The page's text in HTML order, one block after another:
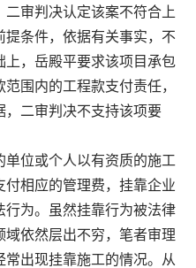
审判决认定该案不符合上
条件，依据有关事实，不
，岳殿平要求该项目承包
围内的工程款支付责任，
，二审判决不支持该项要
位或个人以有资质的施工
相应的管理费，挂靠企业
为。虽然挂靠行为被法律
依然层出不穷，笔者审理
出现挂靠施工的情况。从